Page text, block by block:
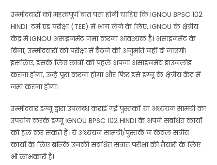
उम्मीदवारों को महत्वपूर्ण बात पता होनी चाहिए कि IGNOU BPSC 102
HINDI टर्म एंड परीक्षा (TEE) में भाग लेने के लिए, IGNOU के क्षेत्रीय
केंद्र में IGNOU असाइनमेंट जमा करना आवश्यक है। असाइनमेंट के
बिना, उम्मीदवारों को परीक्षा में बैठने की अनुमति नहीं दी जाएगी।
इसलिए, इसके लिए छात्रों को पहले अपना असाइनमेंट डाउनलोड
करना होगा, उन्हें पूरा करना होगा और फिर इसे इग्नू के क्षेत्रीय केंद्र में
जमा करना होगा।
उम्मीदवार इग्नू द्वारा उपलब्ध कराई गई पुस्तकों या अध्ययन सामग्री का
उपयोग करके इग्नू IGNOU BPSC 102 HINDI के अपने संबंधित कार्यों
को हल कर सकते हैं। ये अध्ययन सामग्री/पुस्तकें न केवल सत्रीय
कार्यों के लिए बल्कि उनकी संबंधित सत्रांत परीक्षा की तैयारी के लिए
भी लाभकारी हैं।